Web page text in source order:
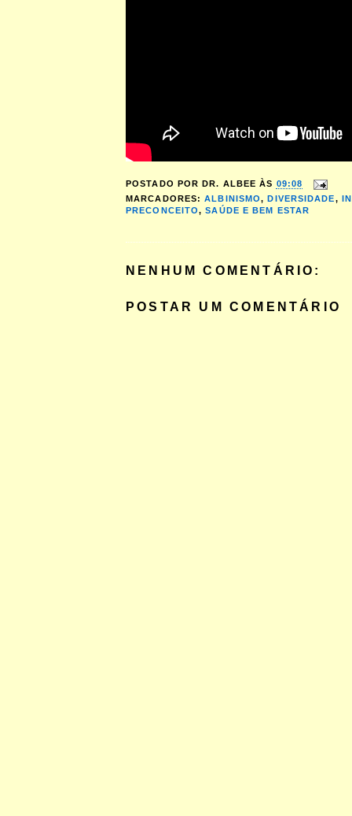
POSTADO POR DR. ALBEE ÀS 09:08
MARCADORES:ALBINISMO,DIVERSIDADE,
PRECONCEITO,SAÚDE E BEM ESTAR
NENHUM COMENTÁRIO:
POSTAR UM COMENTÁRIO